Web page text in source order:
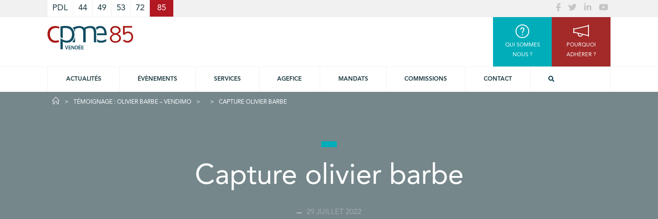
PDL 44 49 53 72 85
QUI SOMMES
NOUS ?
POURQUOI
ADHÉRER ?
ACTUALITÉS ÉVÈNEMENTS SERVICES AGEFICE MANDATS COMMISSIONS CONTACT
TÉMOIGNAGE : OLIVIER BARBE – VENDIMO CAPTURE OLIVIER BARBE
Capture olivier barbe
29 JUILLET 2022
Cookies management panel